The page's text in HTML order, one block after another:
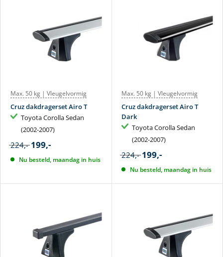
Max. 50 kg | Vleugelvormig
Cruz dakdragerset Airo T
Toyota Corolla Sedan
(2002-2007)
224,- 199,-
Nu besteld, maandag in huis
Max. 50 kg | Vleugelvormig
Cruz dakdragerset Airo T
Dark
Toyota Corolla Sedan
(2002-2007)
224,- 199,-
Nu besteld, maandag in huis